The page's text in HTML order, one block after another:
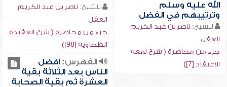
الله عليه وسلم
وترتيبهم في الفضل
للشيخ: ناصر بن عبد الكريم
العقل
جزء من محاضرة ( شرح لمعة
الاعتقاد [7])
للشيخ: ناصر بن عبد الكريم
العقل
جزء من محاضرة ( شرح العقيدة
الطحاوية [98])
الفهرس:أفضل
الناس بعد الثلاثة بقية
العشرة ثم بقية الصحابة